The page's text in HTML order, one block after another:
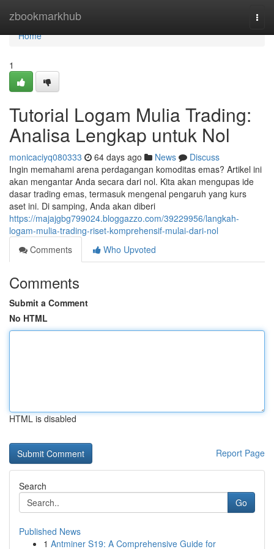
zbookmarkhub
Home
Home
1
Tutorial Logam Mulia Trading:
Analisa Lengkap untuk Nol
monicaciyq080333 64 days ago News
Discuss
Ingin memahami arena perdagangan komoditas emas? Artikel ini
akan mengantar Anda secara dari nol. Kita akan mengupas ide
dasar trading emas, termasuk mengenal pengaruh yang kurs
aset ini. Di samping, Anda akan diberi
https://majajgbg799024.bloggazzo.com/39229956/langkah-
logam-mulia-trading-riset-komprehensif-mulai-dari-nol
Comments
Who Upvoted
Comments
Submit a Comment
No HTML
HTML is disabled
Report Page
Search
Go
Published News
1 Antminer S19: A Comprehensive Guide for